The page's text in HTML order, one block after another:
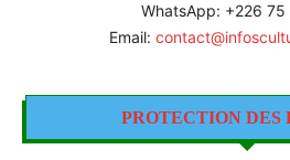
WhatsApp: +226 75
Email:
PROTECTION DES